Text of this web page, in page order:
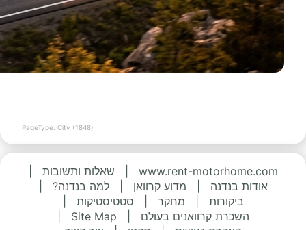
PageType: City (1848)
www.rent-motorhome.com שאלות ותשובות
אודות בנדנה
מדוע קרוואן למה בנדנה?
ביקורות
מחקר סטטיסטיקות
השכרת קרוואנים בעולם
Site Map